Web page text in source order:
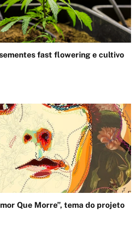
fast flowering e cultivo
Que Morre”, tema do projeto